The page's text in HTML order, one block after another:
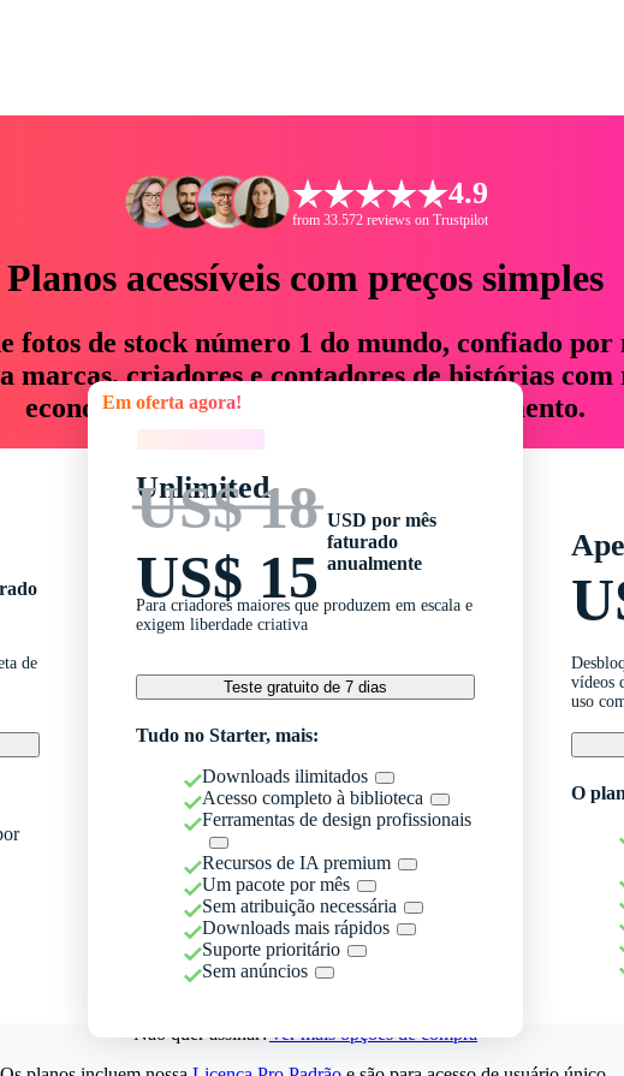
4.9
from 33.572 reviews on Trustpilot
Planos acessíveis com preços simples
fotos de stock número 1 do mundo, confiado por
marcas, criadores e contadores de histórias
economizam até 76% em tempo e orçamento.
de
Em oferta agora!
Unlimited
US$ 18
US$ 15
USD por mês
faturado
anualmente
Para criadores maiores que produzem em escala e
exigem liberdade criativa
Teste gratuito de 7 dias
Tudo no Starter, mais:
Downloads ilimitados
Acesso completo à biblioteca
Ferramentas de design profissionais
Recursos de IA premium
Um pacote por mês
Sem atribuição necessária
Downloads mais rápidos
Suporte prioritário
Sem anúncios
vídeos
uso
O
Não quer assinar?Ver mais opções de compra